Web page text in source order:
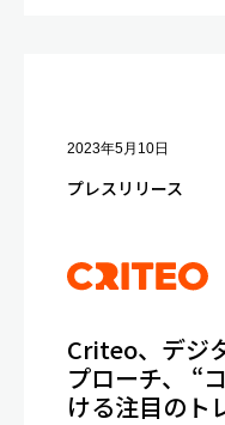
2023年5月10日
プレスリリース
Criteo、デジ
プローチ、 “
ける注目のト